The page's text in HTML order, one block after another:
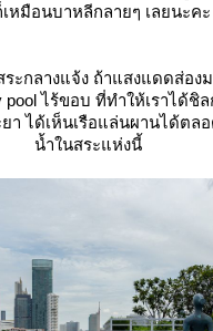
หมือนบาหลีกลายๆ เลยนะคะ
ระกลางแจ้ง ถ้าแสงแดดส่อ
pool ไร้ขอบ ที่ทำให้เราได้ชิ
า ได้เห็นเรือแล่นผานได้ตลอ
น้ำในสระแห่งนี้